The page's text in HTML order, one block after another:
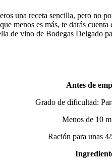
una receta sencilla, pero
menos es más, te darás
de vino de Bodegas Delgado
Antes de
Grado de dificultad:
Menos de 10
Ración para unas